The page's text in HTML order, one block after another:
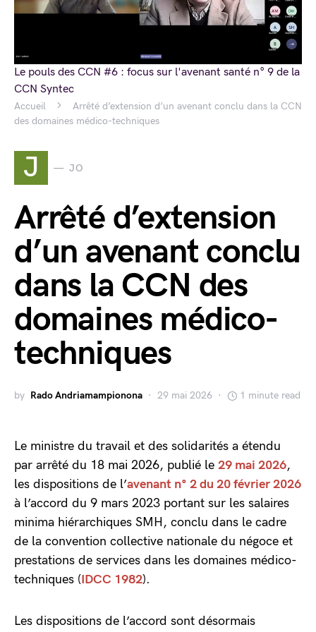
Accueil
Arrêté d’extension d’un avenant conclu dans la CCN
des domaines médico-techniques
J JO
Arrêté d’extension
d’un avenant conclu
dans la CCN des
domaines médico-
techniques
by Rado Andriamampionona 29 mai 2026 1 minute read
Le ministre du travail et des solidarités a étendu
par arrêté du 18 mai 2026, publié le 29 mai 2026,
les dispositions de l’avenant n° 2 du 20 février 2026
à l’accord du 9 mars 2023 portant sur les salaires
minima hiérarchiques SMH, conclu dans le cadre
de la convention collective nationale du négoce et
prestations de services dans les domaines médico-
techniques (IDCC 1982).
Les dispositions de l’accord sont désormais
Le pouls des CCN #6 : focus sur l'avenant santé n° 9 de la
CCN Syntec